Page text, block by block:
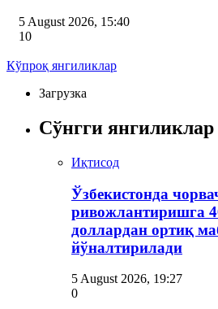
5 August 2026, 15:40
10
Кўпроқ янгиликлар
Загрузка
Сўнгги янгиликлар
Иқтисод
Ўзбекистонда
ривожлантиришга
доллардан ортиқ
йўналтирилади
5 August 2026, 19:27
0